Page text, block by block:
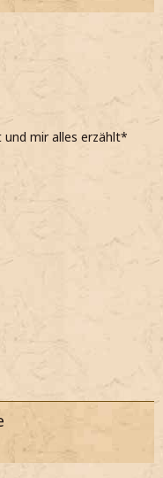
mir alles erzählt*